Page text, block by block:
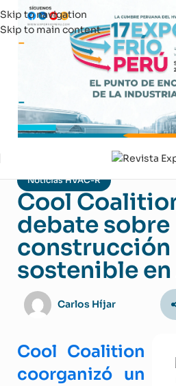
Skip to navigation
Skip to main content
Noticias HVAC-R
Cool
debate sobre
construcción
sostenible
Carlos Híjar
Cool Coalition
coorganizó un